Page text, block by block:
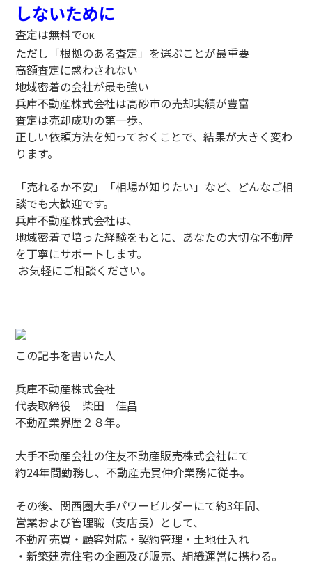
しないために
査定は無料でOK
ただし「根拠のある査定」を選ぶことが最重要
高額査定に惑わされない
地域密着の会社が最も強い
兵庫不動産株式会社は高砂市の売却実績が豊富
査定は売却成功の第一歩。
正しい依頼方法を知っておくことで、結果が大きく変わ
ります。
「売れるか不安」「相場が知りたい」など、どんなご相
談でも大歓迎です。
兵庫不動産株式会社は、
地域密着で培った経験をもとに、あなたの大切な不動産
を丁寧にサポートします。
お気軽にご相談ください。
この記事を書いた人
兵庫不動産株式会社
代表取締役 柴田 佳昌
不動産業界歴２８年。
大手不動産会社の住友不動産販売株式会社にて
約24年間勤務し、不動産売買仲介業務に従事。
その後、関西圏大手パワービルダーにて約3年間、
営業および管理職（支店長）として、
不動産売買・顧客対応・契約管理・土地仕入れ
・新築建売住宅の企画及び販売、組織運営に携わる。